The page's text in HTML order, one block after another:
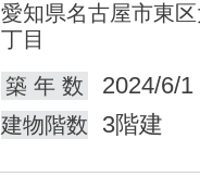
愛知県名古屋市東
丁目
築 年 数
2024/6/1
建物階数 3階建